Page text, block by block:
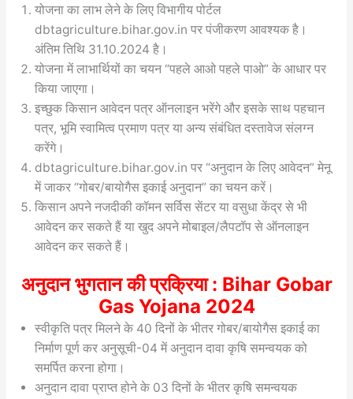
योजना का लाभ लेने के लिए विभागीय पोर्टल
dbtagriculture.bihar.gov.in पर पंजीकरण आवश्यक है।
अंतिम तिथि 31.10.2024 है।
योजना में लाभार्थियों का चयन “पहले आओ पहले पाओ” के आधार पर
किया जाएगा।
इच्छुक किसान आवेदन पत्र ऑनलाइन भरेंगे और इसके साथ पहचान
पत्र, भूमि स्वामित्व प्रमाण पत्र या अन्य संबंधित दस्तावेज संलग्न
करेंगे।
dbtagriculture.bihar.gov.in पर “अनुदान के लिए आवेदन” मेनू
में जाकर “गोबर/बायोगैस इकाई अनुदान” का चयन करें।
किसान अपने नजदीकी कॉमन सर्विस सेंटर या वसुधा केंद्र से भी
आवेदन कर सकते हैं या खुद अपने मोबाइल/लैपटॉप से ऑनलाइन
आवेदन कर सकते हैं।
अनुदान भुगतान की प्रक्रिया : Bihar Gobar
Gas Yojana 2024
स्वीकृति पत्र मिलने के 40 दिनों के भीतर गोबर/बायोगैस इकाई का
निर्माण पूर्ण कर अनुसूची-04 में अनुदान दावा कृषि समन्वयक को
समर्पित करना होगा।
अनुदान दावा प्राप्त होने के 03 दिनों के भीतर कृषि समन्वयक